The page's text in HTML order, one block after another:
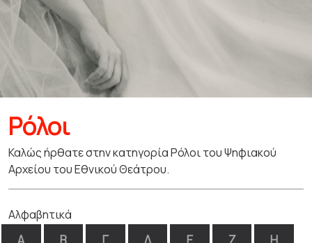
Ρόλοι
Καλώς ήρθατε στην κατηγορία Ρόλοι του Ψηφιακού
Αρχείου του Εθνικού Θεάτρου.
Αλφαβητικά
Α Β Γ Δ Ε Ζ Η